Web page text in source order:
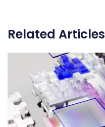
Related Articles